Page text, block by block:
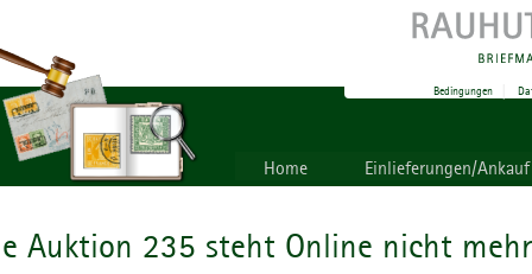
Bedingungen|
Home Einlieferungen/Ankauf
Auktion 235 steht Online nicht